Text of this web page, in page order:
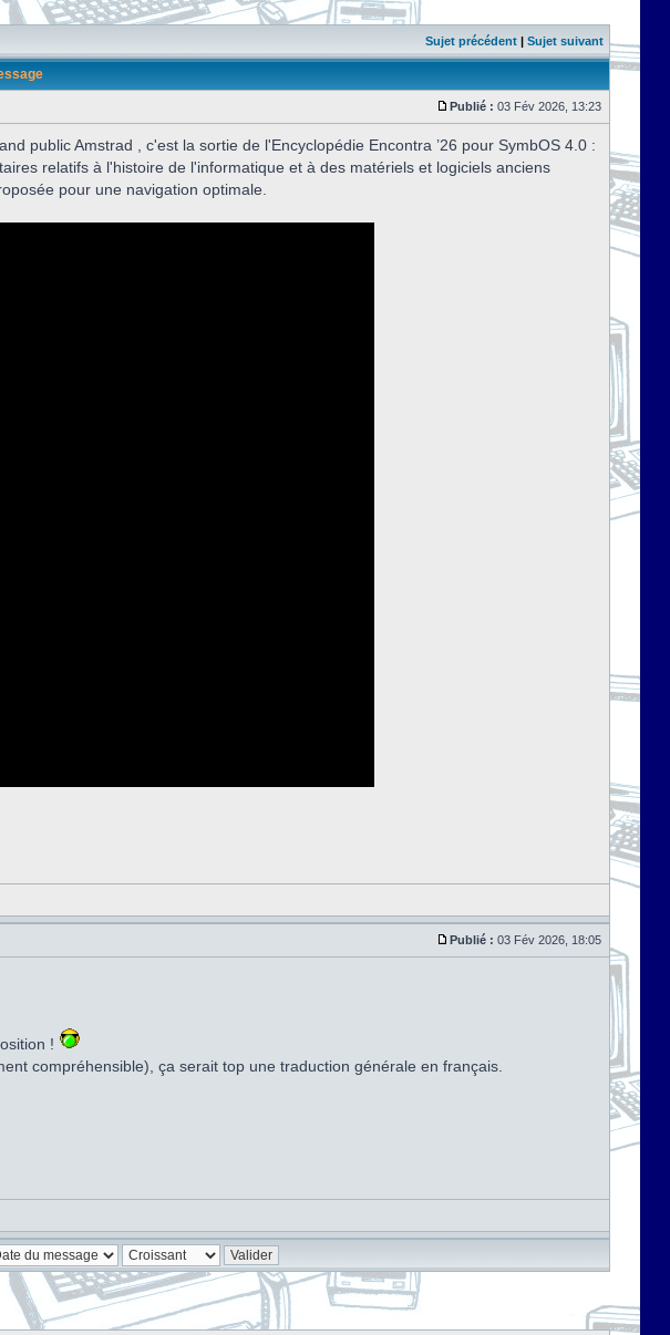
Sujet précédent | Sujet suivant
Publié : 03 Fév 2026, 13:23
public Amstrad , c'est la sortie de l'Encyclopédie Encontra ’26 pour SymbOS 4.0 :
relatifs à l'histoire de l'informatique et à des matériels et logiciels anciens
pour une navigation optimale.
Publié : 03 Fév 2026, 18:05
!
compréhensible), ça serait top une traduction générale en français.